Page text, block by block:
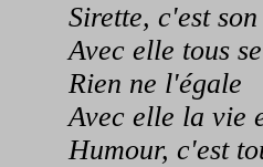
Sirette, c'est son
Avec elle tous se
Rien ne l'égale
Avec elle la vie
Humour, c'est